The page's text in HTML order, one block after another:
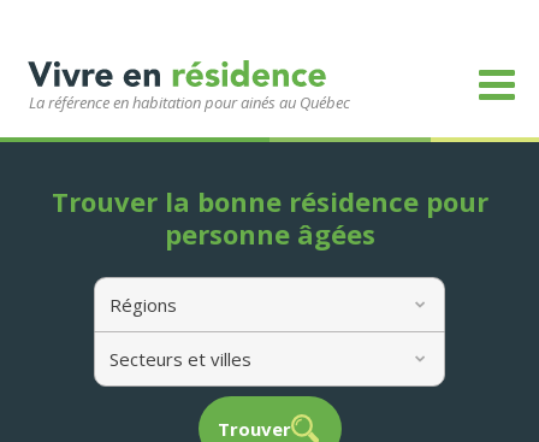
La référence en habitation pour ainés au Québec
Régions
Secteurs et villes
Trouver
Trouver la bonne résidence pour
personne âgées